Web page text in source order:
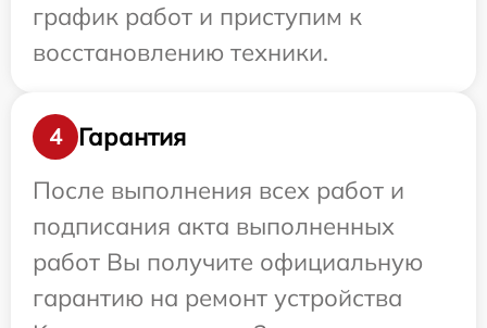
график работ и приступим к
восстановлению техники.
4
Гарантия
После выполнения всех работ и
подписания акта выполненных
работ Вы получите официальную
гарантию на ремонт устройства